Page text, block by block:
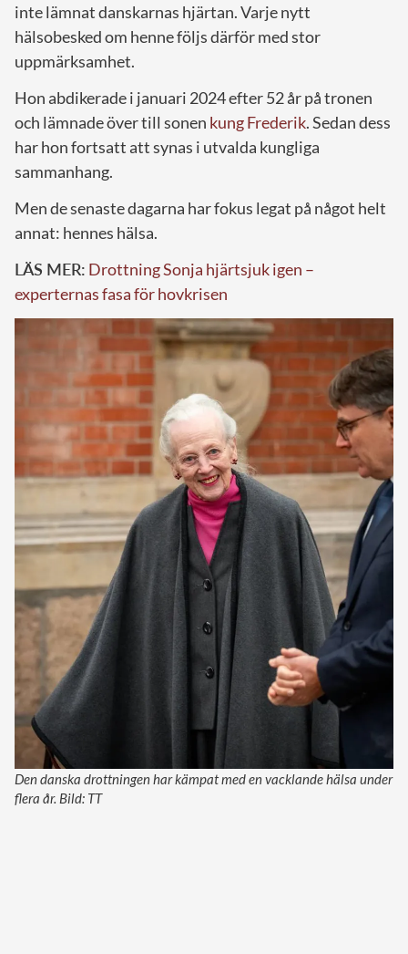
inte lämnat danskarnas hjärtan. Varje nytt
hälsobesked om henne följs därför med stor
uppmärksamhet.
Hon abdikerade i januari 2024 efter 52 år på tronen
och lämnade över till sonen kung Frederik. Sedan dess
har hon fortsatt att synas i utvalda kungliga
sammanhang.
Men de senaste dagarna har fokus legat på något helt
annat: hennes hälsa.
LÄS MER: Drottning Sonja hjärtsjuk igen –
experternas fasa för hovkrisen
Den danska drottningen har kämpat med en vacklande hälsa under
flera år. Bild: TT